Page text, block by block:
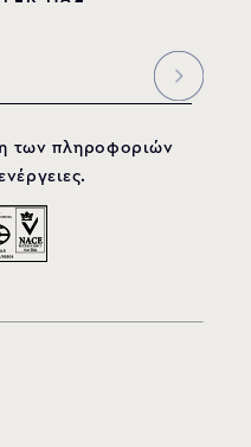
των πληροφοριών